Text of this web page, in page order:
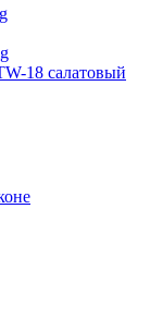
18 салатовый